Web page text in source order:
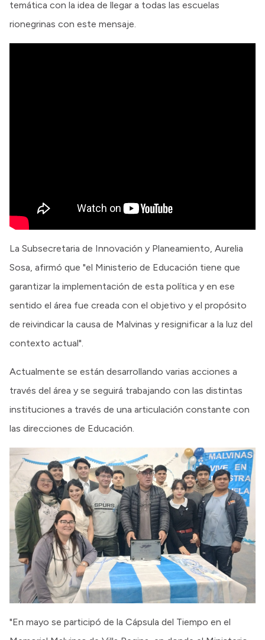
temática con la idea de llegar a todas las escuelas
rionegrinas con este mensaje.
La Subsecretaria de Innovación y Planeamiento, Aurelia
Sosa, afirmó que "el Ministerio de Educación tiene que
garantizar la implementación de esta política y en ese
sentido el área fue creada con el objetivo y el propósito
de reivindicar la causa de Malvinas y resignificar a la luz del
contexto actual".
Actualmente se están desarrollando varias acciones a
través del área y se seguirá trabajando con las distintas
instituciones a través de una articulación constante con
las direcciones de Educación.
"En mayo se participó de la Cápsula del Tiempo en el